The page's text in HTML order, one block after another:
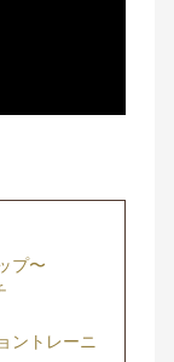
プ〜
ントレーニ